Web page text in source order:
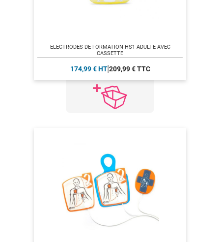
ELECTRODES DE FORMATION HS1 ADULTE AVEC
CASSETTE
174,99 € HT 209,99 € TTC